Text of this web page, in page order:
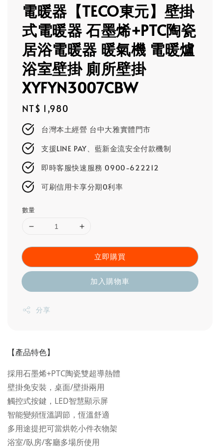
電暖器【TECO東元】壁掛
式電暖器 石墨烯+PTC陶瓷
居浴電暖器 暖氣機 電暖爐
浴室壁掛 廁所壁掛
XYFYN3007CBW
Regular
price
NT$ 1,980
台灣本土經營 台中大雅實體門市
支援LINE PAY、藍新金流安全付款機制
即時客服快速服務 0900-622212
可刷信用卡享分期0利率
數量
立即購買
加入購物車
分享
【產品特色】
採用石墨烯+PTC陶瓷雙超導熱體
壁掛免安裝，桌面/壁掛兩用
觸控式按鍵，LED智慧顯示屏
智能變頻恆溫調節，恆溫舒適
多用途提把可當烘乾小件衣物架
浴室/臥房/客廳多場所使用